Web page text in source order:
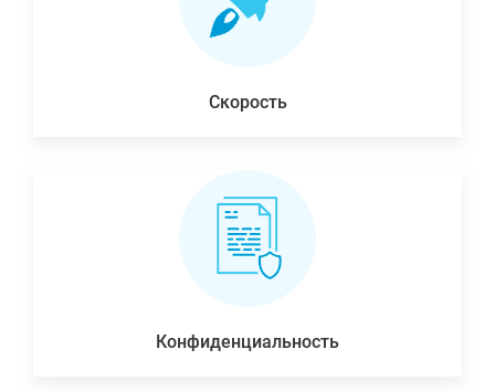
Скорость
Конфиденциальность